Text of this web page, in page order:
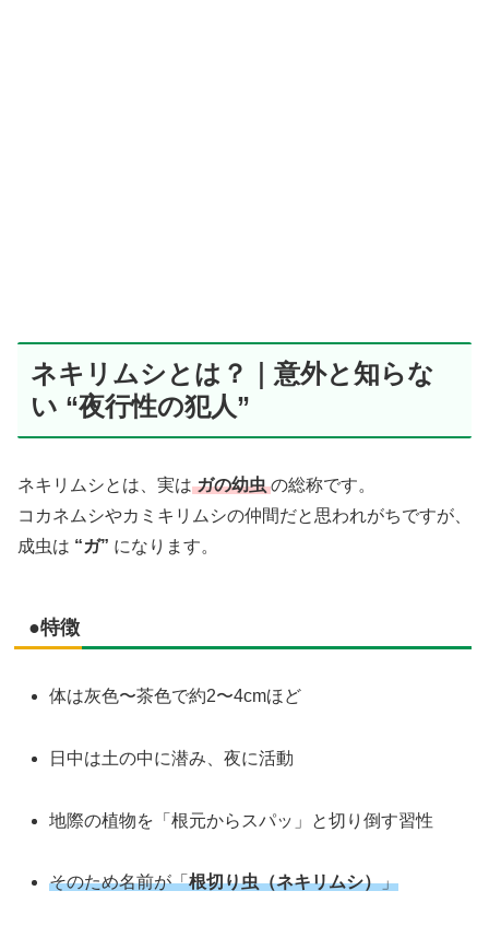
ネキリムシとは？｜意外と知らな
い “夜行性の犯人”
ネキリムシとは、実は ガの幼虫 の総称です。
コカネムシやカミキリムシの仲間だと思われがちですが、
成虫は “ガ” になります。
●特徴
体は灰色〜茶色で約2〜4cmほど
日中は土の中に潜み、夜に活動
地際の植物を「根元からスパッ」と切り倒す習性
そのため名前が「根切り虫（ネキリムシ）」